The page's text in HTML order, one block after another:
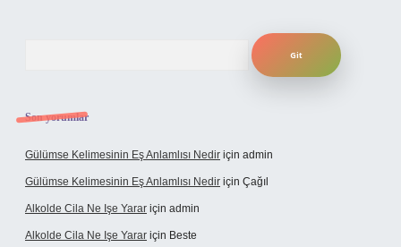
Son yorumlar
Gülümse Kelimesinin Eş Anlamlısı Nedir için admin
Gülümse Kelimesinin Eş Anlamlısı Nedir için Çağıl
Alkolde Cila Ne Işe Yarar için admin
Alkolde Cila Ne Işe Yarar için Beste